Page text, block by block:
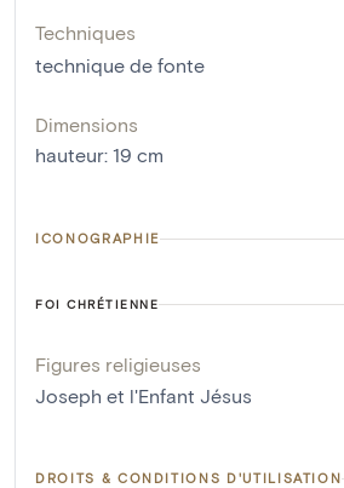
Techniques
technique de fonte
Dimensions
hauteur: 19 cm
ICONOGRAPHIE
FOI CHRÉTIENNE
Figures religieuses
Joseph et l'Enfant Jésus
DROITS & CONDITIONS D'UTILISATION